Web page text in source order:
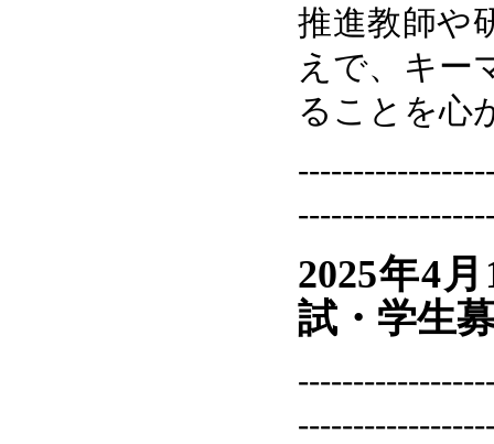
推進教師や
えで、キー
ることを心
2025年4
試・学生